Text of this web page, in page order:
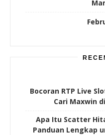
Bocoran RTP Live
Cari Maxwin
Apa Itu Scatter
Panduan Lengkap